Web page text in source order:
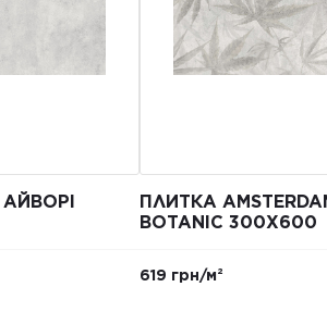
ПЛИТКА
BOTANIC 300Х600
619 грн/м²